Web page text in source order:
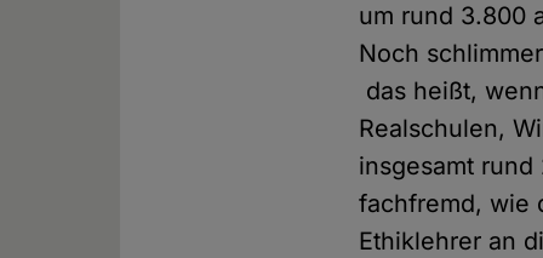
um rund 3.800
Noch
das heißt,
Realschulen,
insgesamt
fachfremd, wie
Ethiklehrer an